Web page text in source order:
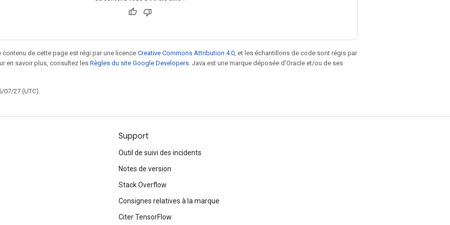
de cette page est régi par une licence Creative Commons Attribution 4.0 , et les échantillons de code sont régis par
en savoir plus, consultez les Règles du site Google Developers . Java est une marque déposée d'Oracle et/ou de ses
07/27 (UTC).
Support
Outil de suivi des incidents
Notes de version
Stack Overflow
Consignes relatives à la marque
Citer TensorFlow